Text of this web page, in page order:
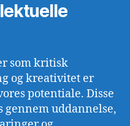
som kritisk
og kreativitet er
potentiale. Disse
uddannelse,